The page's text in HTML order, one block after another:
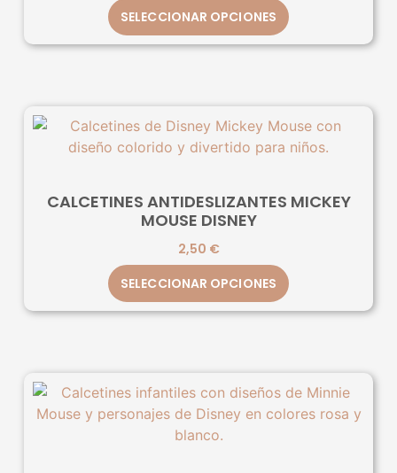
SELECCIONAR OPCIONES
CALCETINES ANTIDESLIZANTES MICKEY
MOUSE DISNEY
2,50 €
SELECCIONAR OPCIONES